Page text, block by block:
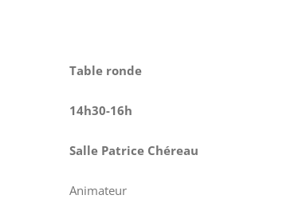
Table ronde
14h30-16h
Salle Patrice Chéreau
Animateur